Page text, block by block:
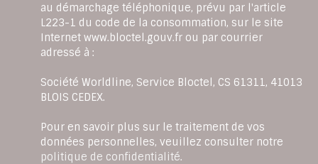
au démarchage téléphonique, prévu par l'article
L223-1 du code de la consommation, sur le site
Internet www.bloctel.gouv.fr ou par courrier
adressé à :
Société Worldline, Service Bloctel, CS 61311, 41013
BLOIS CEDEX.
Pour en savoir plus sur le traitement de vos
données personnelles, veuillez consulter notre
politique de confidentialité.